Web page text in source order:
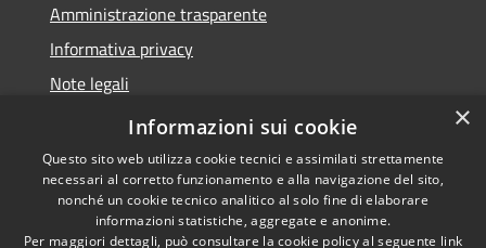
Amministrazione trasparente
Informativa privacy
Note legali
Dichiarazione di accessibilità
Copyright © 2026 • Comune di
×
Informazioni sui cookie
Questo sito web utilizza cookie tecnici e assimilati strettamente
necessari al corretto funzionamento e alla navigazione del sito,
nonché un cookie tecnico analitico al solo fine di elaborare
informazioni statistiche, aggregate e anonime.
Per maggiori dettagli, può consultare la cookie policy al seguente link